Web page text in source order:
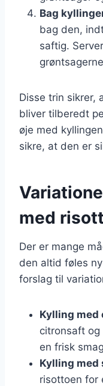
Bag
bag den,
saftig.
Disse trin sikrer,
bliver tilberedt
øje med
sikre, at den er
med
Der er mange
den altid føles
forslag til
Kylling med
citronsaft
en frisk
Kylling med
risottoen for